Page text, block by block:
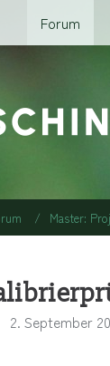
Forum
Master:
2. September